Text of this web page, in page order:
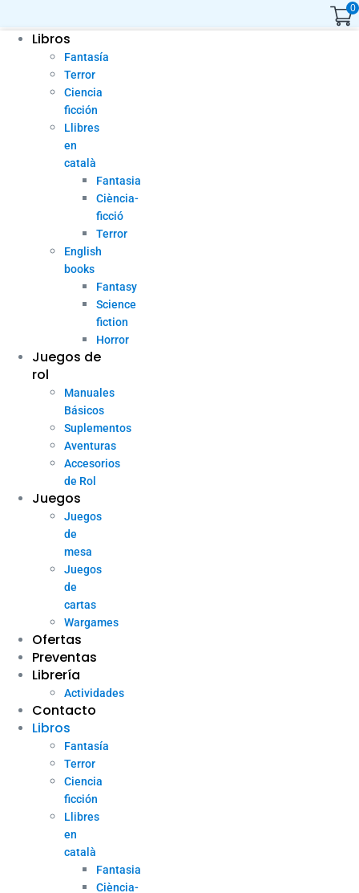
0
Libros
Fantasía
Terror
Ciencia
ficción
Llibres
en
català
Fantasia
Ciència-
ficció
Terror
English
books
Fantasy
Science
fiction
Horror
Juegos de
rol
Manuales
Básicos
Suplementos
Aventuras
Accesorios
de Rol
Juegos
Juegos
de
mesa
Juegos
de
cartas
Wargames
Ofertas
Preventas
Librería
Actividades
Contacto
Libros
Fantasía
Terror
Ciencia
ficción
Llibres
en
català
Fantasia
Ciència-